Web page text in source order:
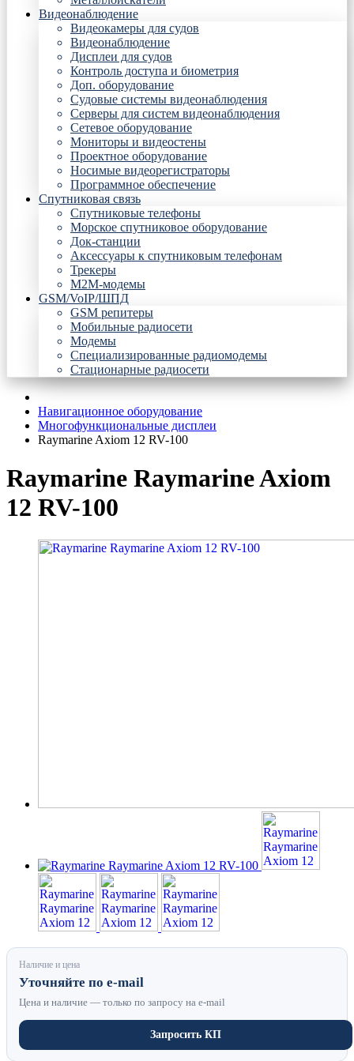
Видеонаблюдение
Видеокамеры для судов
Видеонаблюдение
Дисплеи для судов
Контроль доступа и биометрия
Доп. оборудование
Судовые системы видеонаблюдения
Серверы для систем видеонаблюдения
Сетевое оборудование
Мониторы и видеостены
Проектное оборудование
Носимые видеорегистраторы
Программное обеспечение
Спутниковая связь
Спутниковые телефоны
Морское спутниковое оборудование
Док-станции
Аксессуары к спутниковым телефонам
Трекеры
М2М-модемы
GSM/VoIP/ШПД
GSM репитеры
Мобильные радиосети
Модемы
Специализированные радиомодемы
Стационарные радиосети
Навигационное оборудование
Многофункциональные дисплеи
Raymarine Axiom 12 RV-100
Raymarine Raymarine Axiom
12 RV-100
Наличие и цена
Уточняйте по e-mail
Цена и наличие — только по запросу на e-mail
Запросить КП